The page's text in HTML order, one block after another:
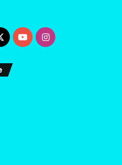
X YouTubeInstagram